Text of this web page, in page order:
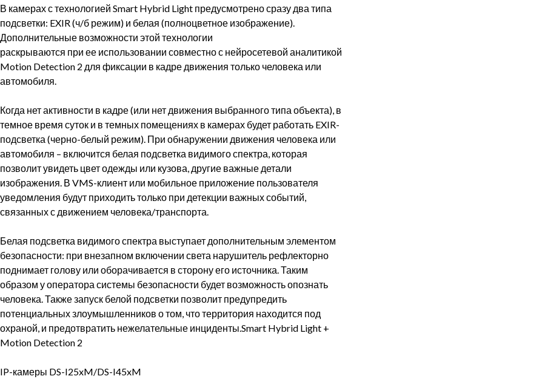
В камерах с технологией Smart Hybrid Light предусмотрено сразу два типа
подсветки: EXIR (ч/б режим) и белая (полноцветное изображение).
Дополнительные возможности этой технологии
раскрываются при ее использовании совместно с нейросетевой аналитикой
Motion Detection 2 для фиксации в кадре движения только человека или
автомобиля.
Когда нет активности в кадре (или нет движения выбранного типа объекта), в
темное время суток и в темных помещениях в камерах будет работать EXIR-
подсветка (черно-белый режим). При обнаружении движения человека или
автомобиля – включится белая подсветка видимого спектра, которая
позволит увидеть цвет одежды или кузова, другие важные детали
изображения. В VMS-клиент или мобильное приложение пользователя
уведомления будут приходить только при детекции важных событий,
связанных с движением человека/транспорта.
Белая подсветка видимого спектра выступает дополнительным элементом
безопасности: при внезапном включении света нарушитель рефлекторно
поднимает голову или оборачивается в сторону его источника. Таким
образом у оператора системы безопасности будет возможность опознать
человека. Также запуск белой подсветки позволит предупредить
потенциальных злоумышленников о том, что территория находится под
охраной, и предотвратить нежелательные инциденты.Smart Hybrid Light +
Motion Detection 2
IP-камеры DS-I25xM/DS-I45xM